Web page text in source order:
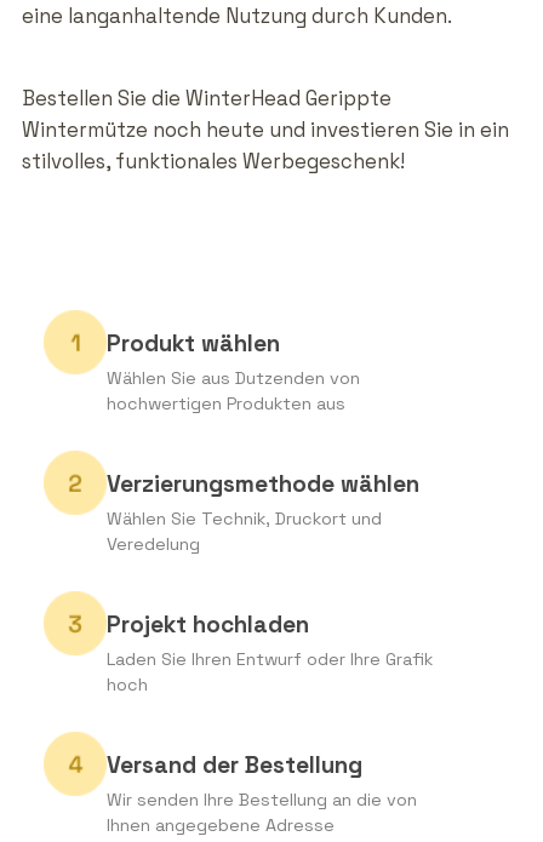
eine langanhaltende Nutzung durch Kunden.
Bestellen Sie die WinterHead Gerippte
Wintermütze noch heute und investieren Sie in ein
stilvolles, funktionales Werbegeschenk!
Produkt wählen
Wählen Sie aus Dutzenden von
hochwertigen Produkten aus
Verzierungsmethode wählen
Wählen Sie Technik, Druckort und
Veredelung
Projekt hochladen
Laden Sie Ihren Entwurf oder Ihre Grafik
hoch
Versand der Bestellung
Wir senden Ihre Bestellung an die von
Ihnen angegebene Adresse